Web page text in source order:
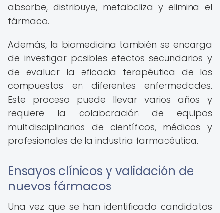
absorbe, distribuye, metaboliza y elimina el
fármaco.
Además, la biomedicina también se encarga
de investigar posibles efectos secundarios y
de evaluar la eficacia terapéutica de los
compuestos en diferentes enfermedades.
Este proceso puede llevar varios años y
requiere la colaboración de equipos
multidisciplinarios de científicos, médicos y
profesionales de la industria farmacéutica.
Ensayos clínicos y validación de
nuevos fármacos
Una vez que se han identificado candidatos